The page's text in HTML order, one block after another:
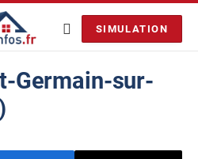
SIMULATION
Germain-sur-